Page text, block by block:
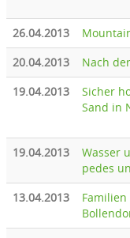
26.04.2013
20.04.2013
Nach
19.04.2013
Sicher
Sand in
19.04.2013
Wasser
pedes
13.04.2013